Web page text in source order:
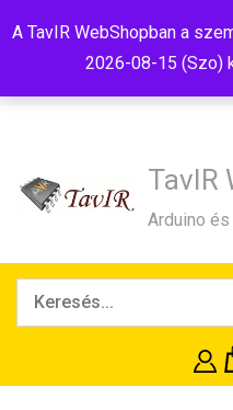
A TavIR WebShopban a
2026-08-15 (Szo)
TavIR
Arduino